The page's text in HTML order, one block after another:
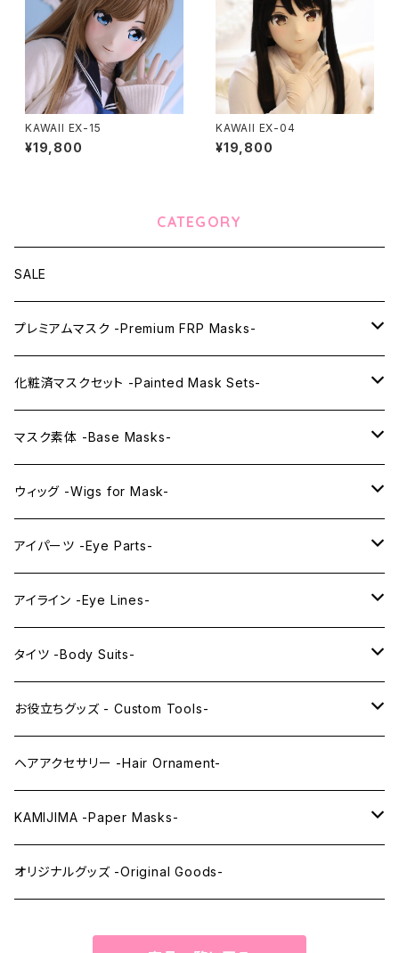
KAWAII EX-15
¥19,800
KAWAII EX-04
¥19,800
CATEGORY
SALE
プレミアムマスク -Premium FRP Masks-
KAWAII PREMIUM Mask & Wig Sets
プレミアムマスク素体-Premium base masks-
プレミアムウィッグ -Premium Wigs-
プレミアムレンズアイ -Premium Lens eye-
化粧済マスクセット -Painted Mask Sets-
KAWAII EX series
KAWAII series
IDOL series
PRINCESS series
KAWAII Little series
マスク素体 -Base Masks-
アニメマスク -Anime Masks-
ドールマスク -Doll Masks-
ウィッグ -Wigs for Mask-
ロング -Long-
ミドル -Middle-
アイパーツ -Eye Parts-
レンズアイ -Lens Eyes-
レンズアイ
レンズアイEX
クリスタルアイ -Crystal Eyes-
アイライン -Eye Lines-
アイラインステッカー -Eye Line Stickers-
まゆ毛 -Eyebrows-
まつ毛 -Eyelash-
タイツ -Body Suits-
全身タイツ -Full Body Suits-
上半身タイツ -Upper Body Suits-
お役立ちグッズ - Custom Tools-
カスタム用品 -Custom Tools-
ウィッグメンテナンス -Wig Maintenance-
ヘアアクセサリー -Hair Ornament-
KAMIJIMA -Paper Masks-
ペーパーマスク -Paper Masks-
オリジナルグッズ -Original Goods-